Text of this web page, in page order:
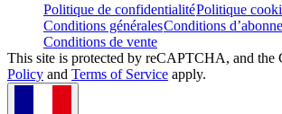
Politique de confidentialitéPolitique
Conditions généralesConditions
Conditions de vente
This site is protected by reCAPTCHA, and the
Policy and Terms of Service apply.